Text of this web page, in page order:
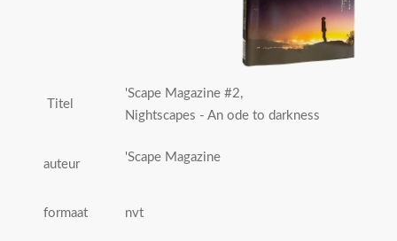
Titel
'Scape Magazine #2,
Nightscapes - An ode to darkness
auteur
'Scape Magazine
formaat nvt